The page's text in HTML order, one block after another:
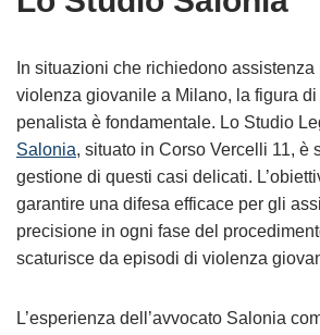
In situazioni che richiedono
violenza giovanile a Milano, la figura
penalista è fondamentale. Lo Studio
Salonia, situato in Corso Vercelli 11, è
gestione di questi casi delicati.
garantire una difesa efficace per gli
precisione in ogni fase del
scaturisce da episodi di violenza
L’esperienza dell’avvocato Salonia